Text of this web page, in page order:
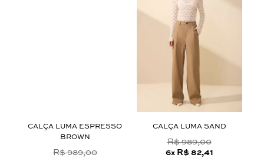
Nossa personal shopper
Selecione o tamanho que você deseja:
34 40
CALÇA LUMA ESPRESSO
BROWN
R$ 989,00
CALÇA LUMA SAND
R$ 989,00
6x R$ 82,41